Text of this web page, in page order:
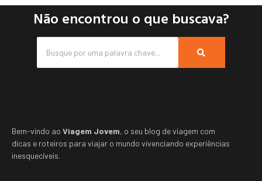
Não encontrou o que buscava?
Bem-vindo ao Viagem Jovem, o seu blog de viagem com
dicas e roteiros para viajar o mundo vivenciando experiências
inesquecíveis.